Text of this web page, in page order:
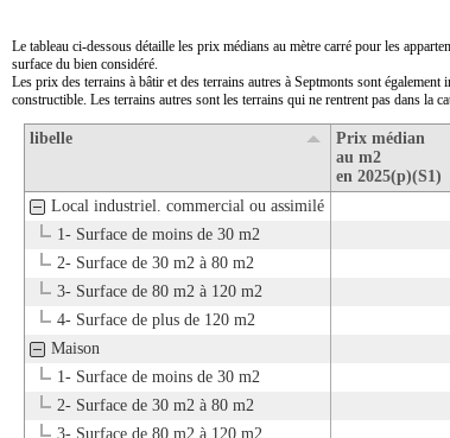
Le tableau ci-dessous détaille les prix médians au mètre carré pour les
surface du bien considéré.
Les prix des terrains à bâtir et des terrains autres à Septmonts sont
constructible. Les terrains autres sont les terrains qui ne rentrent pas dans la
libelle
Prix médian
au m2
en 2025(p)(S1)
Local industriel. commercial ou assimilé
1- Surface de moins de 30 m2
2- Surface de 30 m2 à 80 m2
3- Surface de 80 m2 à 120 m2
4- Surface de plus de 120 m2
Maison
1- Surface de moins de 30 m2
2- Surface de 30 m2 à 80 m2
3- Surface de 80 m2 à 120 m2